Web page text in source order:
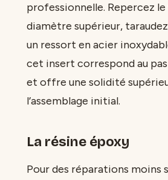
professionnelle. Repercez
diamètre supérieur,
un ressort en acier
cet insert correspond au pas
et offre une solidité
l’assemblage initial.
La résine époxy
Pour des réparations moins